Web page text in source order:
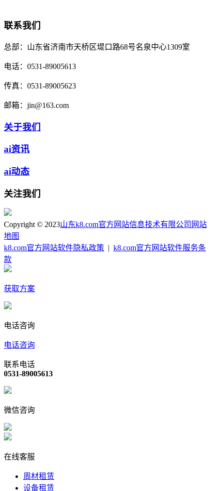
联系我们
总部： 山东省济南市天桥区堤口路68号名泉中心1309室
电话： 0531-89005613
传真： 0531-89005623
邮箱： jin@163.com
关于我们
ai资讯
ai动态
关注我们
Copyright © 2023山东k8.com官方网站信息技术有限公司 网站
地图
k8.com官方网站软件隐私政策
k8.com官方网站软件服务条
款
获取方案
电话咨询
电话咨询
联系电话
0531-89005613
微信咨询
在线客服
周材租赁
设备租赁